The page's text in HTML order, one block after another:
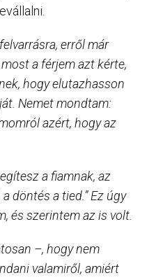
erről már
a férjem azt kérte,
hogy elutazhasson
Nemet mondtam:
azért, hogy az
a fiamnak, az
döntés a tied.” Ez úgy
és szerintem az is volt.
–, hogy nem
valamiről, amiért